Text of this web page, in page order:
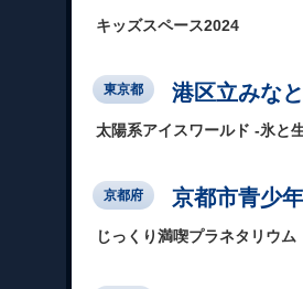
キッズスペース2024
東京都 港区立みな
太陽系アイスワールド -氷と
京都府 京都市青少
じっくり満喫プラネタリウム